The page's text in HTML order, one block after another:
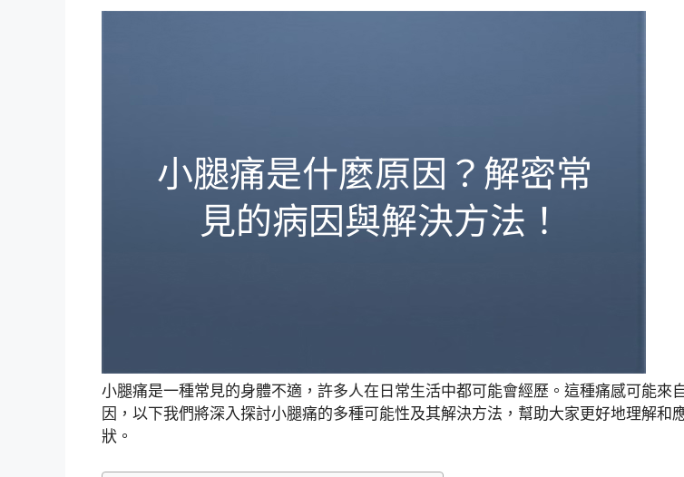
小腿痛是一種常見的身體不適，許多人在日常生活中都可能會經歷。這種痛感可能來
因，以下我們將深入探討小腿痛的多種可能性及其解決方法，幫助大家更好地理解和
狀。